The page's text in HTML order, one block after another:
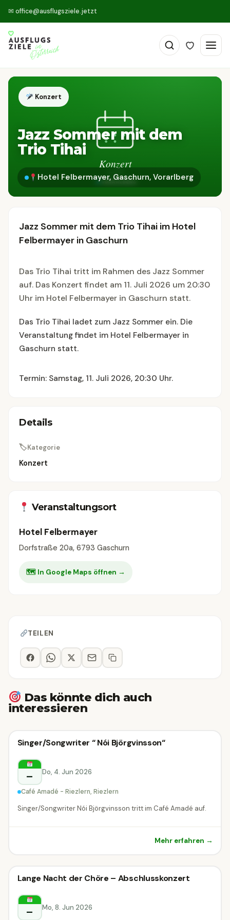
✉ office@ausflugsziele.jetzt
Konzert
Jazz Sommer mit dem
Trio Tihai
Hotel Felbermayer, Gaschurn, Vorarlberg
Jazz Sommer mit dem Trio Tihai im Hotel
Felbermayer in Gaschurn
Das Trio Tihai tritt im Rahmen des Jazz Sommer
auf. Das Konzert findet am 11. Juli 2026 um 20:30
Uhr im Hotel Felbermayer in Gaschurn statt.
Das Trio Tihai ladet zum Jazz Sommer ein. Die
Veranstaltung findet im Hotel Felbermayer in
Gaschurn statt.
Termin: Samstag, 11. Juli 2026, 20:30 Uhr.
Details
🏷Kategorie
Konzert
Veranstaltungsort
Hotel Felbermayer
Dorfstraße 20a, 6793 Gaschurn
🗺 In Google Maps öffnen →
TEILEN
Das könnte dich auch
interessieren
Konzert
Riezlern
Konzert
Singer/Songwriter “ Nói Björgvinsson“
– Do, 4. Jun 2026
Café Amadé - Riezlern, Riezlern
Singer/Songwriter Nói Björgvinsson tritt im Café Amadé auf.
Mehr erfahren →
Konzert
Feldkirch
Konzert
Lange Nacht der Chöre – Abschlusskonzert
– Mo, 8. Jun 2026